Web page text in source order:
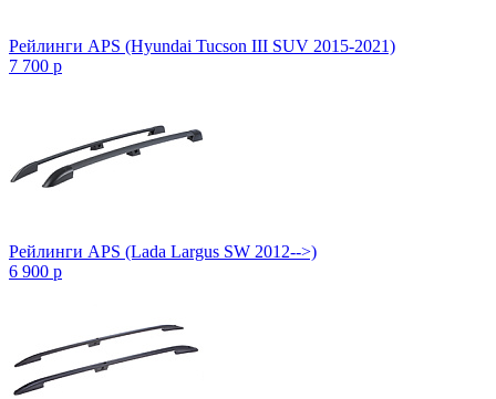
Рейлинги APS (Hyundai Tucson III SUV 2015-2021)
7 700 p
Рейлинги APS (Lada Largus SW 2012-->)
6 900 p